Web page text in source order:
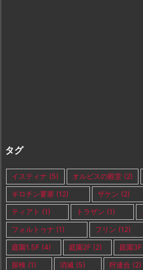
タグ
イスティナ (5) オルビスの殿堂(2)
ギロチン要塞 (12) ザケン (2)
ティアト (1) トラザン (1)
フォルトゥナ (1) フリン (12)
庭園1.5F (4) 庭園2F(2) 庭園3F
探検 (1) 消滅 (5) 狩連合 (2)